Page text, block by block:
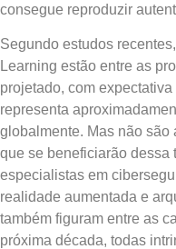
consegue reproduzir
Segundo estudos
Learning estão entre as
projetado, com
representa
globalmente. Mas não
que se beneficiarão dessa
especialistas em
realidade aumentada e
também figuram entre as
próxima década, todas